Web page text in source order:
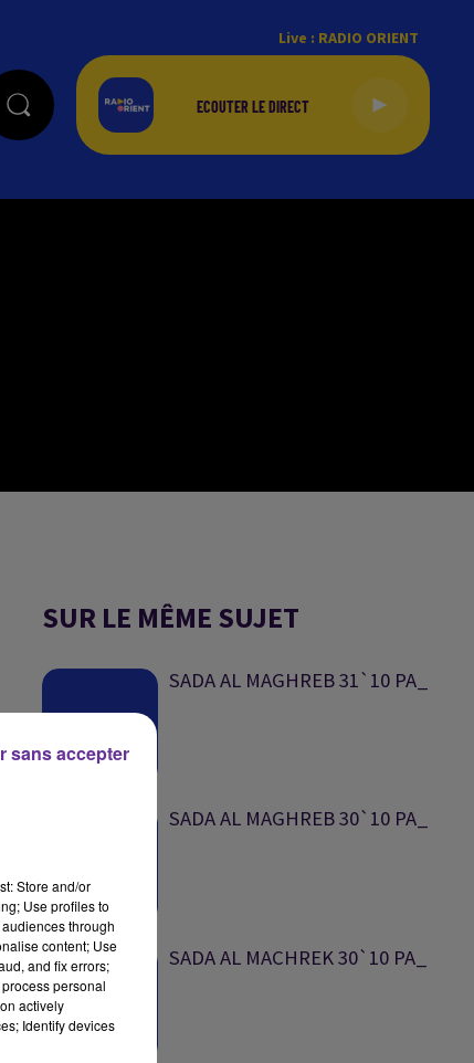
Live : RADIO ORIENT
SUR LE MÊME SUJET
SADA AL MAGHREB 31`10 PA_
SADA AL MAGHREB 30`10 PA_
SADA AL MACHREK 30`10 PA_
Store and/or
Use profiles to
through
content; Use
and fix errors;
personal
actively
Identify devices
sans accepter